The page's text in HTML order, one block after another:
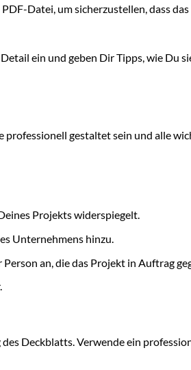
Datei, um sicherzustellen, dass
ein und geben Dir Tipps, wie Du
professionell gestaltet sein und alle
Projekts widerspiegelt.
Unternehmens hinzu.
an, die das Projekt in Auftrag
Deckblatts. Verwende ein